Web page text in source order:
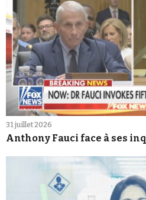
31 juillet 2026
Anthony Fauci face à ses